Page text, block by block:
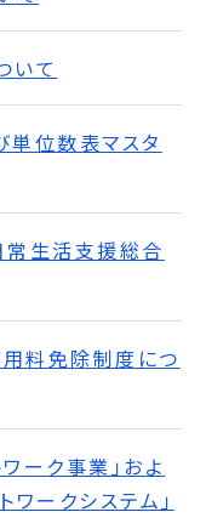
いて
単位数表マスタ
常生活支援総合
料免除制度につ
ーク事業」およ
ワークシステム」